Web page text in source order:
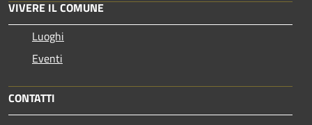
VIVERE IL COMUNE
Luoghi
Eventi
CONTATTI